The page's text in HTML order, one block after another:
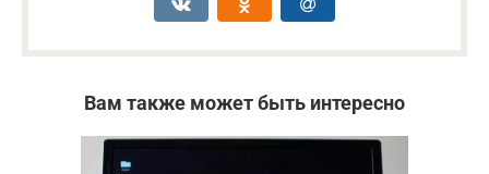
Вам также может быть интересно